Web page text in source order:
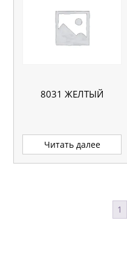
8031 ЖЕЛТЫЙ
Читать далее
1